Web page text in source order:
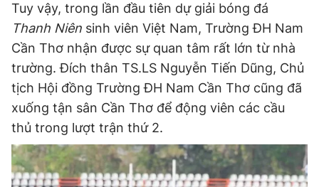
Tuy vậy, trong lần đầu tiên dự giải bóng đá
Thanh Niên sinh viên Việt Nam, Trường ĐH Nam
Cần Thơ nhận được sự quan tâm rất lớn từ nhà
trường. Đích thân TS.LS Nguyễn Tiến Dũng, Chủ
tịch Hội đồng Trường ĐH Nam Cần Thơ cũng đã
xuống tận sân Cần Thơ để động viên các cầu
thủ trong lượt trận thứ 2.